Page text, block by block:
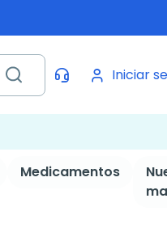
Iniciar
Medicamentos